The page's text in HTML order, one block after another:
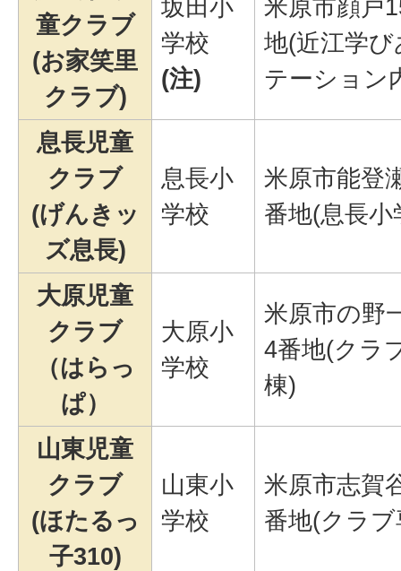
童クラブ
(お家笑里
クラブ)
坂田小
学校
(注)
米原市顔戸
地(近江学
テーション
息長児童
クラブ
(げんきッ
ズ息長)
息長小
学校
米原市能登
番地(息長小
大原児童
クラブ
（はらっ
ぱ）
大原小
学校
米原市の野
4番地(クラ
棟)
山東児童
クラブ
(ほたるっ
子310)
山東小
学校
米原市志賀
番地(クラ